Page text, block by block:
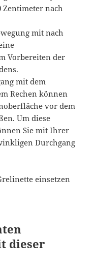
Zentimeter nach
mit nach
Vorbereiten der
mit dem
Rechen können
vor dem
Um diese
Sie mit Ihrer
Durchgang
einsetzen
dieser